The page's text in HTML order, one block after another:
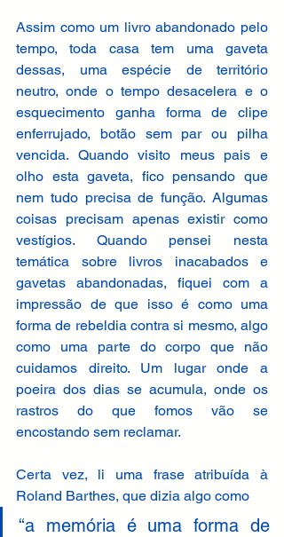
Assim como um livro abandonado pelo
tempo, toda casa tem uma gaveta
dessas, uma espécie de território
neutro, onde o tempo desacelera e o
esquecimento ganha forma de clipe
enferrujado, botão sem par ou pilha
vencida. Quando visito meus pais e
olho esta gaveta, fico pensando que
nem tudo precisa de função. Algumas
coisas precisam apenas existir como
vestígios. Quando pensei nesta
temática sobre livros inacabados e
gavetas abandonadas, fiquei com a
impressão de que isso é como uma
forma de rebeldia contra si mesmo, algo
como uma parte do corpo que não
cuidamos direito. Um lugar onde a
poeira dos dias se acumula, onde os
rastros do que fomos vão se
encostando sem reclamar.
Certa vez, li uma frase atribuída à
Roland Barthes, que dizia algo como
“a memória é uma forma de